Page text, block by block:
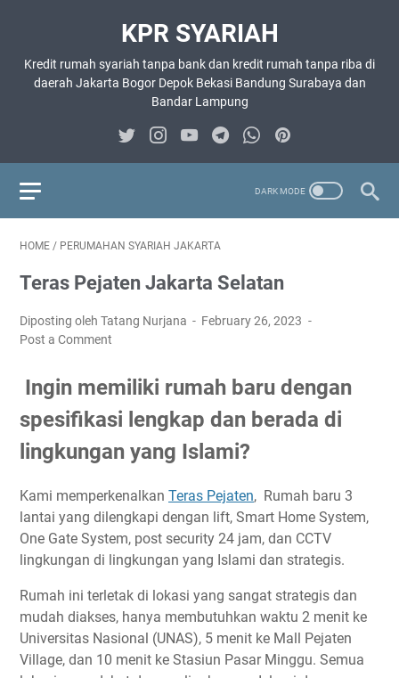
KPR SYARIAH
Kredit rumah syariah tanpa bank dan kredit rumah tanpa riba di
daerah Jakarta Bogor Depok Bekasi Bandung Surabaya dan
Bandar Lampung
HOME / PERUMAHAN SYARIAH JAKARTA
Teras Pejaten Jakarta Selatan
Diposting oleh Tatang Nurjana
February 26, 2023
Post a Comment
Ingin memiliki rumah baru dengan
spesifikasi lengkap dan berada di
lingkungan yang Islami?
Kami memperkenalkan Teras Pejaten, Rumah baru 3
lantai yang dilengkapi dengan lift, Smart Home System,
One Gate System, post security 24 jam, dan CCTV
lingkungan di lingkungan yang Islami dan strategis.
Rumah ini terletak di lokasi yang sangat strategis dan
mudah diakses, hanya membutuhkan waktu 2 menit ke
Universitas Nasional (UNAS), 5 menit ke Mall Pejaten
Village, dan 10 menit ke Stasiun Pasar Minggu. Semua